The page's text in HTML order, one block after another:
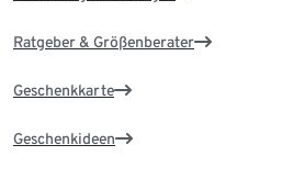
Ratgeber & Größenberater
Geschenkkarte
Geschenkideen